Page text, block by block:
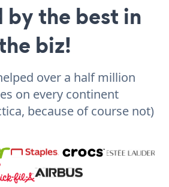
by the best in
biz!
over a half million
on every continent
because of course not)